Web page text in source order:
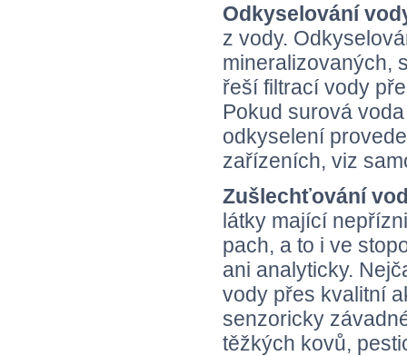
Odkyselování
z vody.
mineralizovaných,
řeší filtrací vody
Pokud surová
odkyselení
zařízeních, viz
Zušlechťování
látky mající
pach, a to i ve
ani analyticky.
vody přes kvalitní
senzoricky
těžkých kovů,